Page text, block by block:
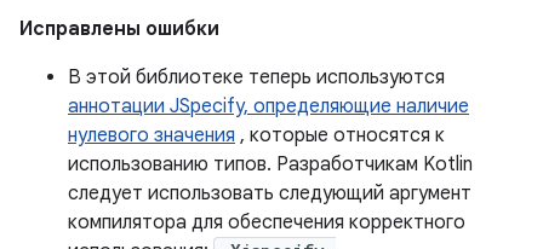
Исправлены ошибки
В этой библиотеке теперь используются
аннотации JSpecify, определяющие наличие
нулевого значения , которые относятся к
использованию типов. Разработчикам Kotlin
следует использовать следующий аргумент
компилятора для обеспечения корректного